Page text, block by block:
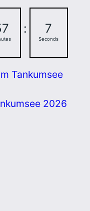
: 7
Seconds
Tankumsee
2026